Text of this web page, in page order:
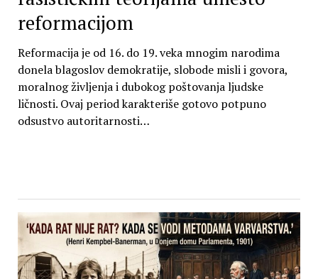
reformacijom
Reformacija je od 16. do 19. veka mnogim narodima
donela blagoslov demokratije, slobode misli i govora,
moralnog življenja i dubokog poštovanja ljudske
ličnosti. Ovaj period karakteriše gotovo potpuno
odsustvo autoritarnosti…